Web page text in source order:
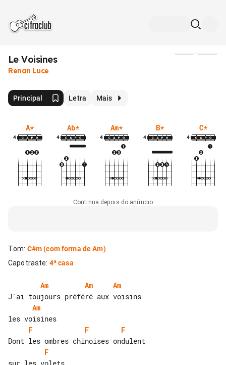
Le Voisines
Renan Luce
Principal Letra Mais
A*
4
Ab*
4
Am*
4
B*
4
C*
4
Continua depois do anúncio
Tom: C#m(com forma de Am)
Capotraste: 4ª casa
Am Am
Am
Am
F
F
F
F